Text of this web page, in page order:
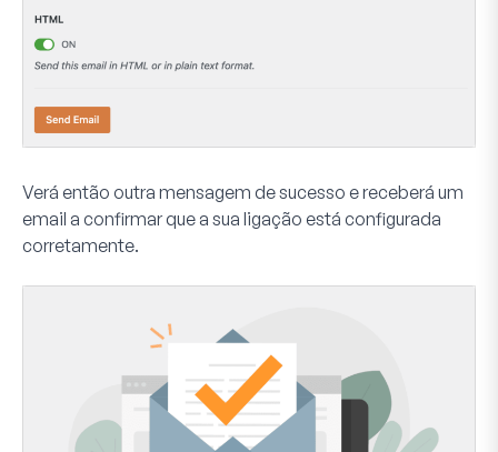
Verá então outra mensagem de sucesso e receberá um
email a confirmar que a sua ligação está configurada
corretamente.